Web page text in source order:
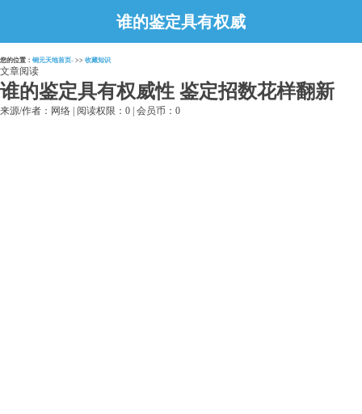
谁的鉴定具有权威
性 鉴定招数花样
您的位置： 铜元天地首页- >> 收藏知识
文章阅读
谁的鉴定具有权威性 鉴定招数花样翻新
来源/作者：网络 | 阅读权限：0 | 会员币：0